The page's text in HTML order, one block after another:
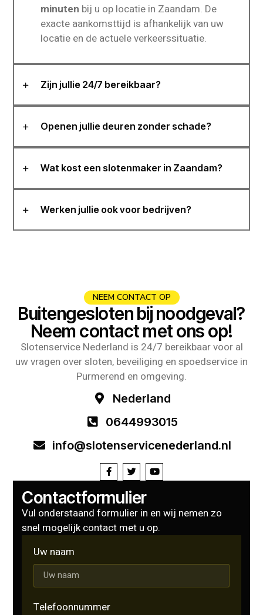
minuten bij u op locatie in Zaandam. De
exacte aankomsttijd is afhankelijk van uw
locatie en de actuele verkeerssituatie.
Zijn jullie 24/7 bereikbaar?
Openen jullie deuren zonder schade?
Wat kost een slotenmaker in Zaandam?
Werken jullie ook voor bedrijven?
NEEM CONTACT OP
Buitengesloten bij noodgeval?
Neem contact met ons op!
Slotenservice Nederland is 24/7 bereikbaar voor al
uw vragen over sloten, beveiliging en spoedservice in
Purmerend en omgeving.
Nederland
0644993015
info@slotenservicenederland.nl
Contactformulier
Vul onderstaand formulier in en wij nemen zo
snel mogelijk contact met u op.
Uw naam
Telefoonnummer